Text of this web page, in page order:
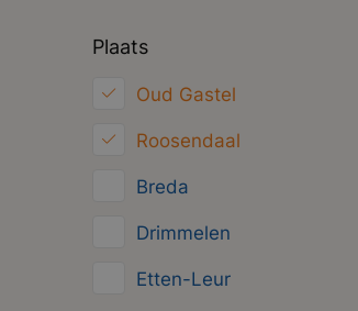
Plaats
Oud Gastel
Roosendaal
Breda
Drimmelen
Etten-Leur